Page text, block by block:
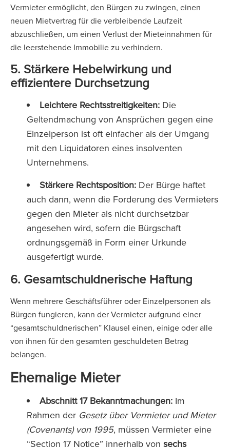
Vermieter ermöglicht, den Bürgen zu zwingen, einen
neuen Mietvertrag für die verbleibende Laufzeit
abzuschließen, um einen Verlust der Mieteinnahmen für
die leerstehende Immobilie zu verhindern.
5. Stärkere Hebelwirkung und
effizientere Durchsetzung
Leichtere Rechtsstreitigkeiten: Die
Geltendmachung von Ansprüchen gegen eine
Einzelperson ist oft einfacher als der Umgang
mit den Liquidatoren eines insolventen
Unternehmens.
Stärkere Rechtsposition: Der Bürge haftet
auch dann, wenn die Forderung des Vermieters
gegen den Mieter als nicht durchsetzbar
angesehen wird, sofern die Bürgschaft
ordnungsgemäß in Form einer Urkunde
ausgefertigt wurde.
6. Gesamtschuldnerische Haftung
Wenn mehrere Geschäftsführer oder Einzelpersonen als
Bürgen fungieren, kann der Vermieter aufgrund einer
“gesamtschuldnerischen” Klausel einen, einige oder alle
von ihnen für den gesamten geschuldeten Betrag
belangen.
Ehemalige Mieter
Abschnitt 17 Bekanntmachungen: Im
Rahmen der Gesetz über Vermieter und Mieter
(Covenants) von 1995, müssen Vermieter eine
“Section 17 Notice” innerhalb von sechs